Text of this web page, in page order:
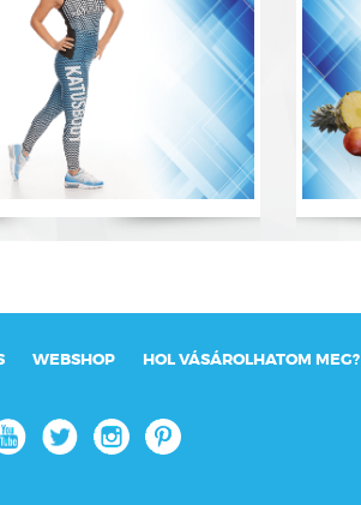
WEBSHOP HOL VÁSÁROLHATOM MEG?